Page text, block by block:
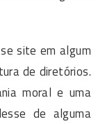
site em algum
de diretórios.
moral e uma
de alguma